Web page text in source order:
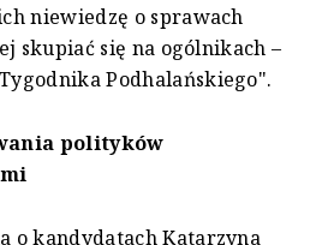
niewiedzę o sprawach
skupiać się na ogólnikach –
Podhalańskiego".
polityków
o kandydatach Katarzyna